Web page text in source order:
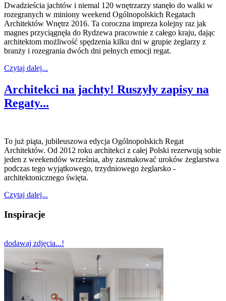
Dwadzieścia jachtów i niemal 120 wnętrzarzy stanęło do walki w
rozegranych w miniony weekend Ogólnopolskich Regatach
Architektów Wnętrz 2016. Ta coroczna impreza kolejny raz jak
magnes przyciągnęła do Rydzewa pracownie z całego kraju, dając
architektom możliwość spędzenia kilku dni w grupie żeglarzy z
branży i rozegrania dwóch dni pełnych emocji regat.
Czytaj dalej...
Architekci na jachty! Ruszyły zapisy na
Regaty...
To już piąta, jubileuszowa edycja Ogólnopolskich Regat
Architektów. Od 2012 roku architekci z całej Polski rezerwują sobie
jeden z weekendów września, aby zasmakować uroków żeglarstwa
podczas tego wyjątkowego, trzydniowego żeglarsko -
architektonicznego święta.
Czytaj dalej...
Inspiracje
dodawaj zdjęcia...!